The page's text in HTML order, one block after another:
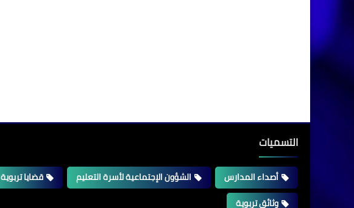
التسميات
أصداء المدارس الشؤون الإجتماعية لأسرة التعليم قضايا تربوية
وثائق تربوية